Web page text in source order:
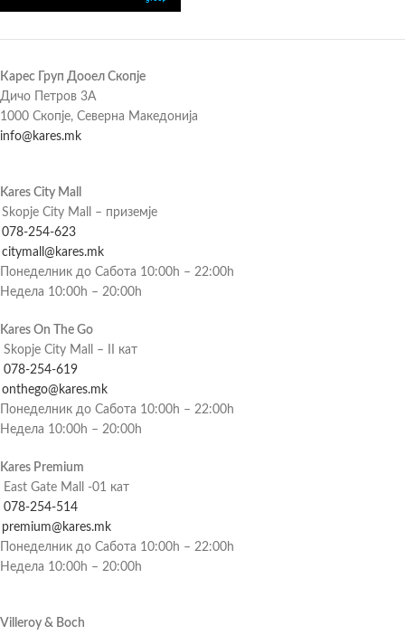
Карес Груп Дооел Скопје
Дичо Петров 3А
1000 Скопје, Северна Македонија
info@kares.mk
Kares City Mall
Skopje City Mall – приземје
078-254-623
citymall@kares.mk
Понеделник до Сабота 10:00h – 22:00h
Недела 10:00h – 20:00h
Kares On The Go
Skopje City Mall – II кат
078-254-619
onthego@kares.mk
Понеделник до Сабота 10:00h – 22:00h
Недела 10:00h – 20:00h
Kares Premium
East Gate Mall -01 кат
078-254-514
premium@kares.mk
Понеделник до Сабота 10:00h – 22:00h
Недела 10:00h – 20:00h
Villeroy & Boch